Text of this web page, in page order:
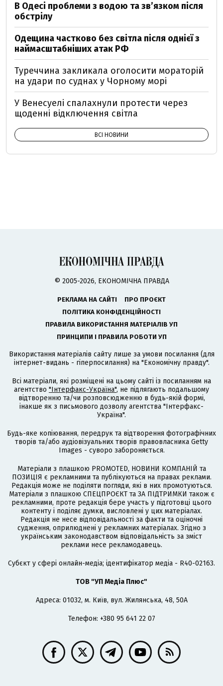
В Одесі проблеми з водою та звʼязком після
обстрілу
Одещина частково без світла після однієї з
наймасштабніших атак РФ
Туреччина закликала оголосити мораторій
на удари по суднах у Чорному морі
У Венесуелі спалахнули протести через
щоденні відключення світла
ВСІ НОВИНИ
© 2005-2026, ЕКОНОМІЧНА ПРАВДА
РЕКЛАМА НА САЙТІ
ПРО ПРОЄКТ
ПОЛІТИКА КОНФІДЕНЦІЙНОСТІ
ПРАВИЛА ВИКОРИСТАННЯ МАТЕРІАЛІВ УП
ПРИНЦИПИ І ПРАВИЛА РОБОТИ УП
Використання матеріалів сайту лише за умови посилання (для
інтернет-видань - гіперпосилання) на "Економічну правду".
Всі матеріали, які розміщені на цьому сайті із посиланням на
агентство "Інтерфакс-Україна", не підлягають подальшому
відтворенню та/чи розповсюдженню в будь-якій формі,
інакше як з письмового дозволу агентства "Інтерфакс-
Україна".
Будь-яке копіювання, передрук та відтворення фотографічних
творів та/або аудіовізуальних творів правовласника Getty
Images - суворо забороняється.
Матеріали з плашкою PROMOTED, НОВИНИ КОМПАНІЙ та
ПОЗИЦІЯ є рекламними та публікуються на правах реклами.
Редакція може не поділяти погляди, які в них промотуються.
Матеріали з плашкою СПЕЦПРОЄКТ та ЗА ПІДТРИМКИ також є
рекламними, проте редакція бере участь у підготовці цього
контенту і поділяє думки, висловлені у цих матеріалах.
Редакція не несе відповідальності за факти та оціночні
судження, оприлюднені у рекламних матеріалах. Згідно з
українським законодавством відповідальність за зміст
реклами несе рекламодавець.
Cубєкт у сфері онлайн-медіа; ідентифікатор медіа - R40-02163.
ТОВ "УП Медіа Плюс"
Адреса: 01032, м. Київ, вул. Жилянська, 48, 50А
Телефон: +380 95 641 22 07